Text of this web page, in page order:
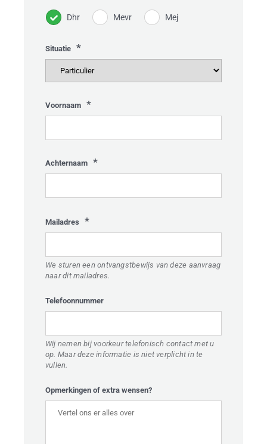
TOUCHÉ
Dhr Mevr Mej
Situatie *
Voornaam *
Achternaam *
Gelieve
dit
leeg
te
laten.
Mailadres *
We sturen een ontvangstbewijs van deze aanvraag
naar dit mailadres.
Telefoonnummer
Wij nemen bij voorkeur telefonisch contact met u
op. Maar deze informatie is niet verplicht in te
vullen.
Opmerkingen of extra wensen?